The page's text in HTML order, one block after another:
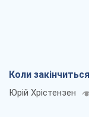
Коли
Юрій Хрістензен